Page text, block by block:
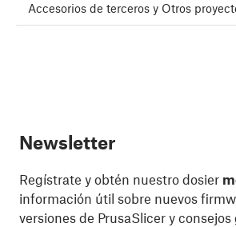
Accesorios de terceros y Otros
Newsletter
Regístrate y obtén nuestro dosier
información útil sobre nuevos
versiones de PrusaSlicer y